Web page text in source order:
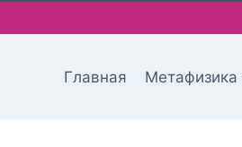
Главная Метафизика